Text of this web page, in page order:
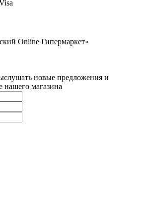
Online Гипермаркет»
новые предложения и
нашего магазина